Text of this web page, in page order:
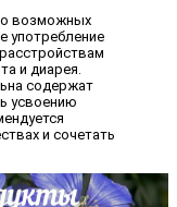
возможных
употребление
и диарея.
содержат
усвоению
и сочетать